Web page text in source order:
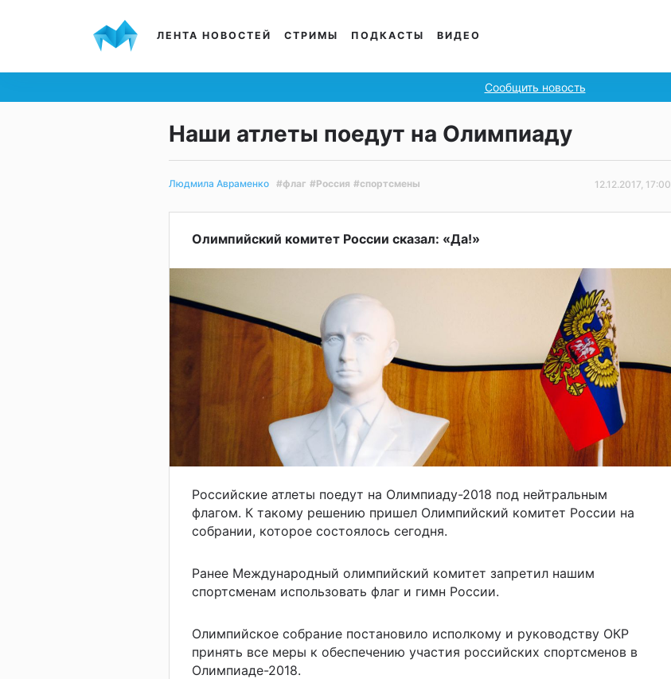
ЛЕНТА НОВОСТЕЙ СТРИМЫ ПОДКАСТЫ ВИДЕО
Сообщить новость
Наши атлеты поедут на Олимпиаду
Людмила Авраменко #флаг #Россия #спортсмены 12.12.2017, 17:00
Олимпийский комитет России сказал: «Да!»
Российские атлеты поедут на Олимпиаду-2018 под нейтральным
флагом. К такому решению пришел Олимпийский комитет России на
собрании, которое состоялось сегодня.
Ранее Международный олимпийский комитет запретил нашим
спортсменам использовать флаг и гимн России.
Олимпийское собрание постановило исполкому и руководству ОКР
принять все меры к обеспечению участия российских спортсменов в
Олимпиаде-2018.